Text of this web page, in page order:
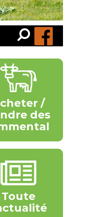
Recherche…
Rechercher
/
des
Toute